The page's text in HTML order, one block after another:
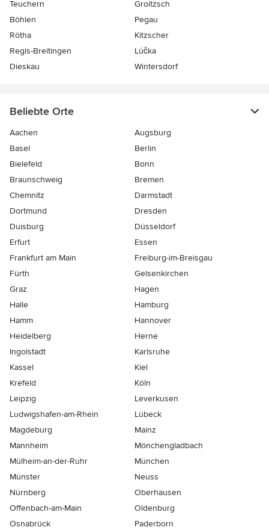
Teuchern
Groitzsch
Böhlen
Pegau
Rötha
Kitzscher
Regis-Breitingen
Lúčka
Dieskau
Wintersdorf
Beliebte Orte
Aachen
Augsburg
Basel
Berlin
Bielefeld
Bonn
Braunschweig
Bremen
Chemnitz
Darmstadt
Dortmund
Dresden
Duisburg
Düsseldorf
Erfurt
Essen
Frankfurt am Main
Freiburg-im-Breisgau
Fürth
Gelsenkirchen
Graz
Hagen
Halle
Hamburg
Hamm
Hannover
Heidelberg
Herne
Ingolstadt
Karlsruhe
Kassel
Kiel
Krefeld
Köln
Leipzig
Leverkusen
Ludwigshafen-am-Rhein
Lübeck
Magdeburg
Mainz
Mannheim
Mönchen­gladbach
Mülheim-an-der-Ruhr
München
Münster
Neuss
Nürnberg
Oberhausen
Offenbach-am-Main
Oldenburg
Osnabrück
Paderborn